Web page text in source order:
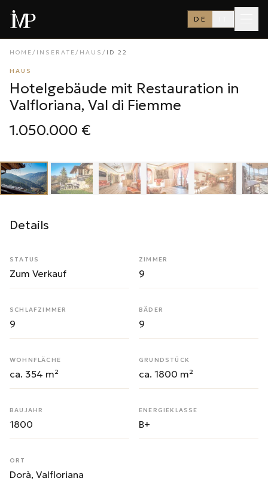
DE
HOME/ INSERATE/ HAUS / ID 22
HAUS
Hotelgebäude mit Restauration in
Valfloriana, Val di Fiemme
1.050.000 €
Details
STATUS
Zum Verkauf
ZIMMER
9
SCHLAFZIMMER
9
BÄDER
9
WOHNFLÄCHE
ca. 354 m²
GRUNDSTÜCK
ca. 1800 m²
BAUJAHR
1800
ENERGIEKLASSE
B+
ORT
Dorà, Valfloriana